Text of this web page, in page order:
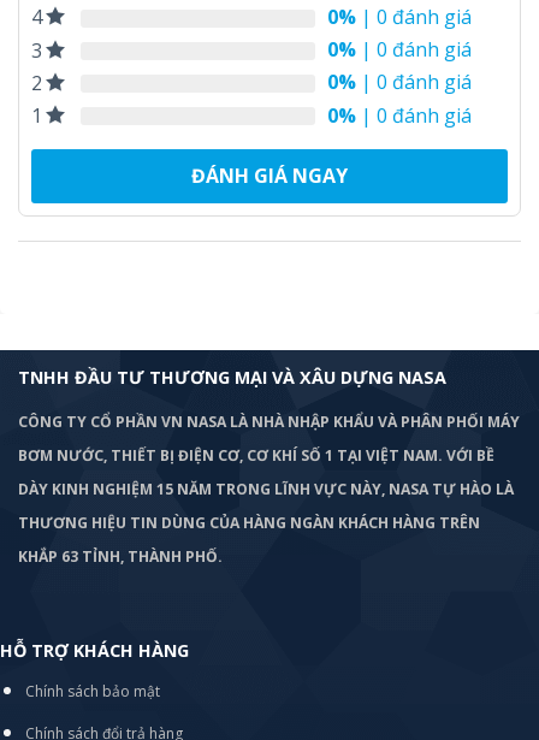
4
0% | 0 đánh giá
3
0% | 0 đánh giá
2
0% | 0 đánh giá
1
0% | 0 đánh giá
ĐÁNH GIÁ NGAY
TNHH ĐẦU TƯ THƯƠNG MẠI VÀ XÂU DỰNG NASA
CÔNG TY CỔ PHẦN VN NASA LÀ NHÀ NHẬP KHẨU VÀ PHÂN PHỐI MÁY
BƠM NƯỚC, THIẾT BỊ ĐIỆN CƠ, CƠ KHÍ SỐ 1 TẠI VIỆT NAM. VỚI BỀ
DÀY KINH NGHIỆM 15 NĂM TRONG LĨNH VỰC NÀY, NASA TỰ HÀO LÀ
THƯƠNG HIỆU TIN DÙNG CỦA HÀNG NGÀN KHÁCH HÀNG TRÊN
KHẮP 63 TỈNH, THÀNH PHỐ.
HỖ TRỢ KHÁCH HÀNG
Chính sách bảo mật
Chính sách đổi trả hàng